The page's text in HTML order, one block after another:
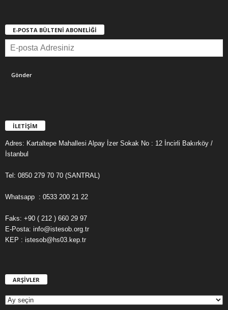
E-POSTA BÜLTENİ ABONELİĞİ
İLETİŞİM
Adres: Kartaltepe Mahallesi Alpay İzer Sokak No : 12 İncirli Bakırköy /
İstanbul
Tel: 0850 279 70 70 (SANTRAL)
Whatsapp : 0533 200 21 22
Faks: +90 ( 212 ) 660 29 97
E-Posta: info@istesob.org.tr
KEP : istesob@hs03.kep.tr
ARŞİVLER